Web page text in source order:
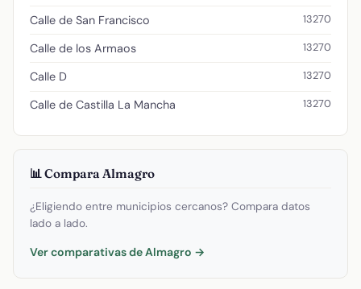
Calle de San Francisco 13270
Calle de los Armaos 13270
Calle D 13270
Calle de Castilla La Mancha 13270
📊 Compara Almagro
¿Eligiendo entre municipios cercanos? Compara datos
lado a lado.
Ver comparativas de Almagro →